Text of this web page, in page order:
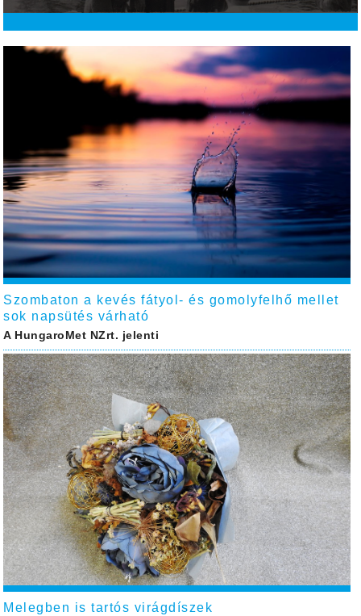
Szombaton a kevés fátyol- és gomolyfelhő mellet
sok napsütés várható
A HungaroMet NZrt. jelenti
Melegben is tartós virágdíszek